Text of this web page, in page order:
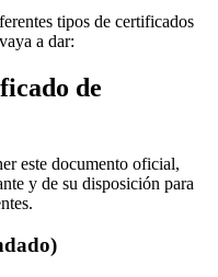
tipos de certificados
a dar:
de
este documento oficial,
y de su disposición para